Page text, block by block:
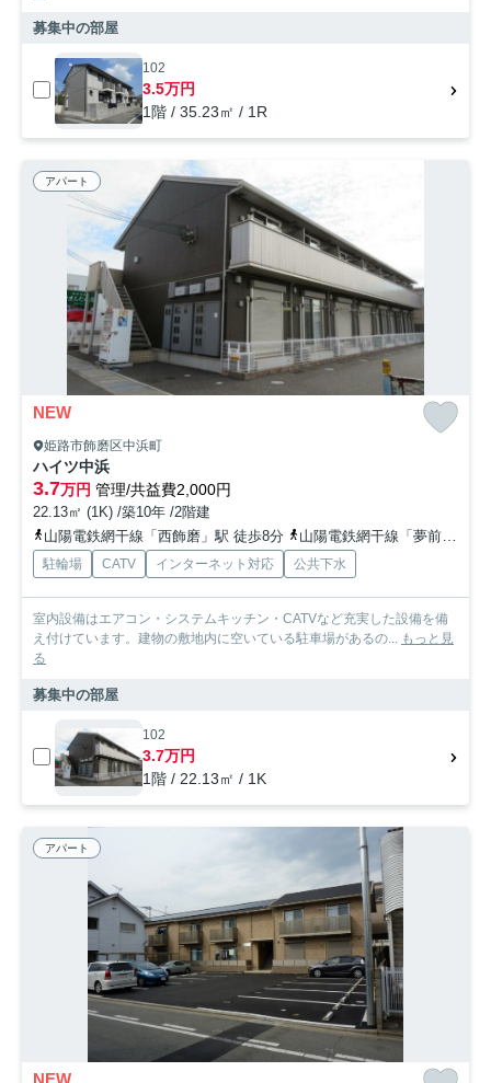
募集中の部屋
102
3.5万円
1階 / 35.23㎡ / 1R
アパート
NEW
姫路市飾磨区中浜町
ハイツ中浜
3.7万円 管理/共益費2,000円
22.13㎡ (1K) /築10年 /2階建
山陽電鉄網干線「西飾磨」駅 徒歩8分
山陽電鉄網干線「夢前川」駅 徒歩16分
駐輪場 CATV インターネット対応 公共下水
室内設備はエアコン・システムキッチン・CATVなど充実した設備を備
え付けています。建物の敷地内に空いている駐車場があるの... もっと見
る
募集中の部屋
102
3.7万円
1階 / 22.13㎡ / 1K
アパート
NEW